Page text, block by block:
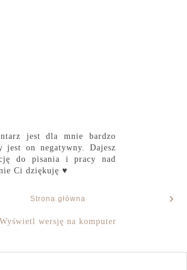
jest dla mnie bardzo
jest on negatywny. Dajesz
do pisania i pracy nad
Ci dziękuję ♥
›
Strona główna
Wyświetl wersję na komputer